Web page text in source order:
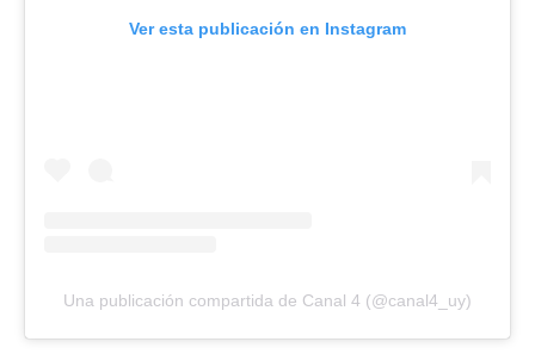
Ver esta publicación en Instagram
Una publicación compartida de Canal 4 (@canal4_uy)